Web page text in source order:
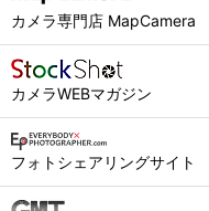
カメラ専門店 MapCamera
カメラWEBマガジン
フォトシェアリングサイト